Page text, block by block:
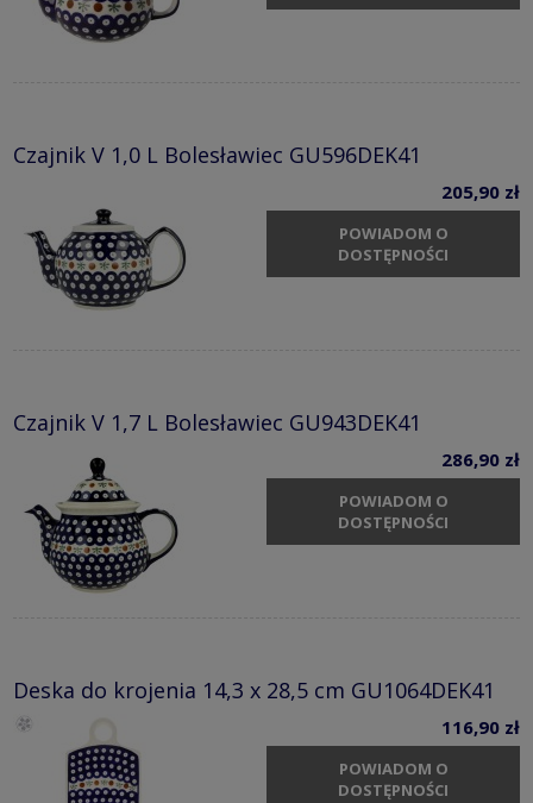
Czajnik V 1,0 L Bolesławiec GU596DEK41
205,90 zł
POWIADOM O
DOSTĘPNOŚCI
Czajnik V 1,7 L Bolesławiec GU943DEK41
286,90 zł
POWIADOM O
DOSTĘPNOŚCI
Deska do krojenia 14,3 x 28,5 cm GU1064DEK41
116,90 zł
POWIADOM O
DOSTĘPNOŚCI